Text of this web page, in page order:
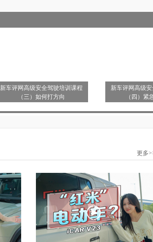
新车评网高级安全驾驶培训课程
（三）如何打方向
新车评网高级
（四）紧
更多